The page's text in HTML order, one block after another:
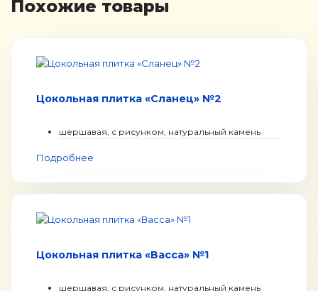
Похожие товары
Цокольная плитка «Сланец» №2
шершавая, с рисунком, натуральный камень
Подробнее
Цокольная плитка «Васса» №1
шершавая, с рисунком, натуральный камень